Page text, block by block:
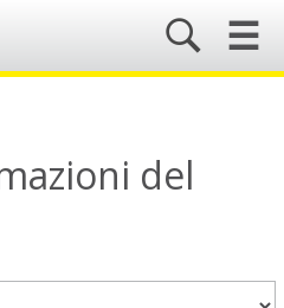
☰
del